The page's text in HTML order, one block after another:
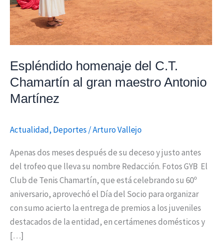
Espléndido homenaje del C.T.
Chamartín al gran maestro Antonio
Martínez
Actualidad, Deportes /Arturo Vallejo
Apenas dos meses después de su deceso y justo antes
del trofeo que lleva su nombre Redacción. Fotos GYB El
Club de Tenis Chamartín, que está celebrando su 60º
aniversario, aprovechó el Día del Socio para organizar
con sumo acierto la entrega de premios a los juveniles
destacados de la entidad, en certámenes domésticos y
[…]
Antonio
Martínez